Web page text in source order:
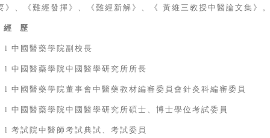
》、《難經發揮》、《難經新解》、《 黃維三教授中醫論文集》。
經 歷
l 中國醫藥學院副校長
l 中國醫藥學院中國醫學研究所所長
l 中國醫藥學院董事會中醫藥教材編審委員會針灸科編審委員
l 中國醫藥學院中國醫學研究所碩士、博士學位考試委員
l 考試院中醫師考試典試、考試委員